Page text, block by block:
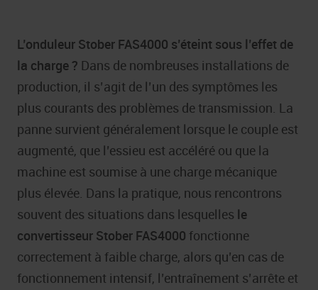
L’onduleur Stober FAS4000 s’éteint sous l’effet de
la charge ? Dans de nombreuses installations de
production, il s’agit de l’un des symptômes les
plus courants des problèmes de transmission. La
panne survient généralement lorsque le couple est
augmenté, que l’essieu est accéléré ou que la
machine est soumise à une charge mécanique
plus élevée. Dans la pratique, nous rencontrons
souvent des situations dans lesquelles le
convertisseur Stober FAS4000 fonctionne
correctement à faible charge, alors qu’en cas de
fonctionnement intensif, l’entraînement s’arrête et